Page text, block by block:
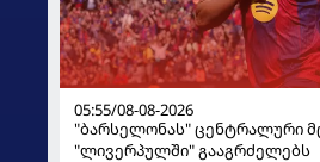
05:55/08-08-2026
"ბარსელონას" ცენტრალური
"ლივერპულში" გააგრძელებს